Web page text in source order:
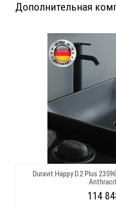
Дополнительная
Duravit Happy D.2 Plus
114